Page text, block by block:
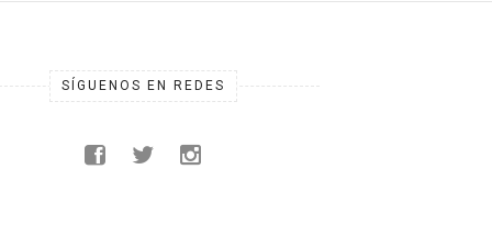
SÍGUENOS EN REDES